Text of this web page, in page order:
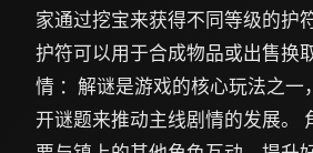
家通过挖宝来获得不同等级的护
护符可以用于合成物品或出售换
情 ：解谜是游戏的核心玩法之一
开谜题来推动主线剧情的发展。